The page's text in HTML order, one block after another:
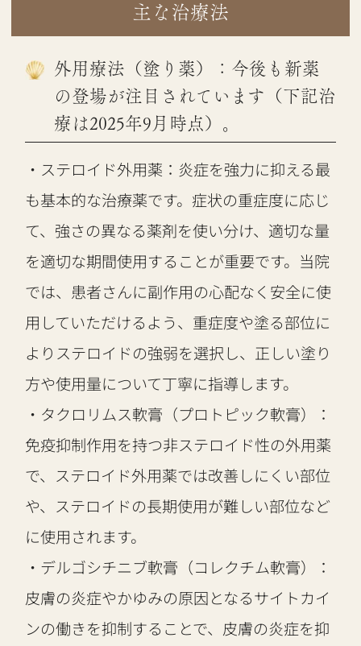
主な治療法
外用療法（塗り薬）：今後も新薬
の登場が注目されています（下記治
療は2025年9月時点）。
・ステロイド外用薬：炎症を強力に抑える最
も基本的な治療薬です。症状の重症度に応じ
て、強さの異なる薬剤を使い分け、適切な量
を適切な期間使用することが重要です。当院
では、患者さんに副作用の心配なく安全に使
用していただけるよう、重症度や塗る部位に
よりステロイドの強弱を選択し、正しい塗り
方や使用量について丁寧に指導します。
・タクロリムス軟膏（プロトピック軟膏）：
免疫抑制作用を持つ非ステロイド性の外用薬
で、ステロイド外用薬では改善しにくい部位
や、ステロイドの長期使用が難しい部位など
に使用されます。
・デルゴシチニブ軟膏（コレクチム軟膏）：
皮膚の炎症やかゆみの原因となるサイトカイ
ンの働きを抑制することで、皮膚の炎症を抑